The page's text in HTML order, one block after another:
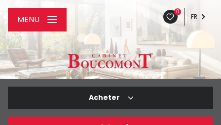
0
FR
MENU
Acheter